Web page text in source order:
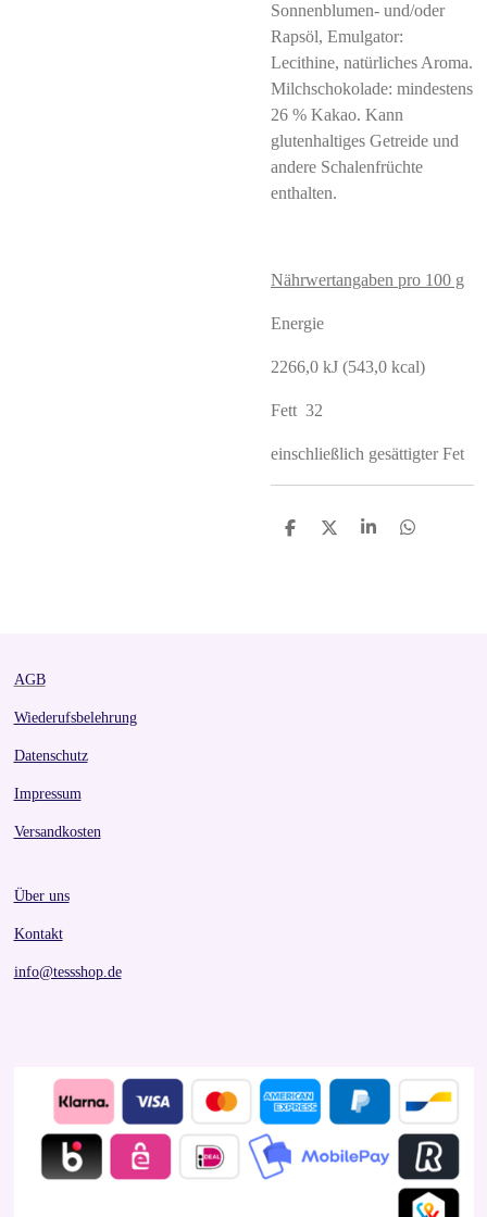
Sonnenblumen- und/oder
Rapsöl, Emulgator:
Lecithine, natürliches Aroma.
Milchschokolade: mindestens
26 % Kakao. Kann
glutenhaltiges Getreide und
andere Schalenfrüchte
enthalten.
Nährwertangaben pro 100 g
Energie
2266,0 kJ (543,0 kcal)
Fett 32
einschließlich gesättigter Fet
S
S
S
S
AGB
Wiederufsbelehrung
Datenschutz
Impressum
Versandkosten
Über uns
Kontakt
info@tessshop.de